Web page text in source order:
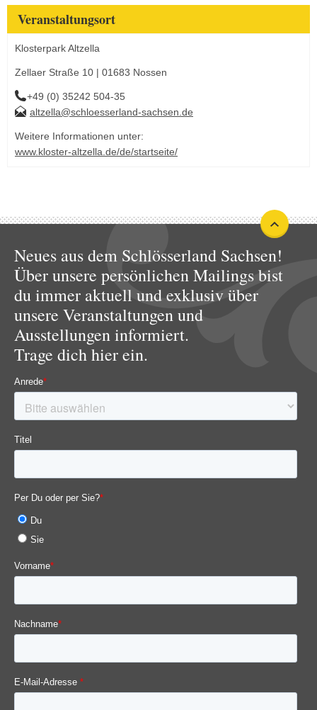
Veranstaltungsort
Klosterpark Altzella
Zellaer Straße 10 | 01683 Nossen
+49 (0) 35242 504-35
altzella@schloesserland-sachsen.de
Weitere Informationen unter:
www.kloster-altzella.de/de/startseite/
Neues aus dem Schlösserland Sachsen!
Über unsere persönlichen Mailings bist
du immer aktuell und exklusiv über
unsere Veranstaltungen und
Ausstellungen informiert.
Trage dich hier ein.